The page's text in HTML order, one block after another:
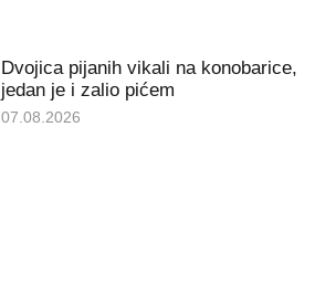
Dvojica pijanih vikali na konobarice,
jedan je i zalio pićem
07.08.2026